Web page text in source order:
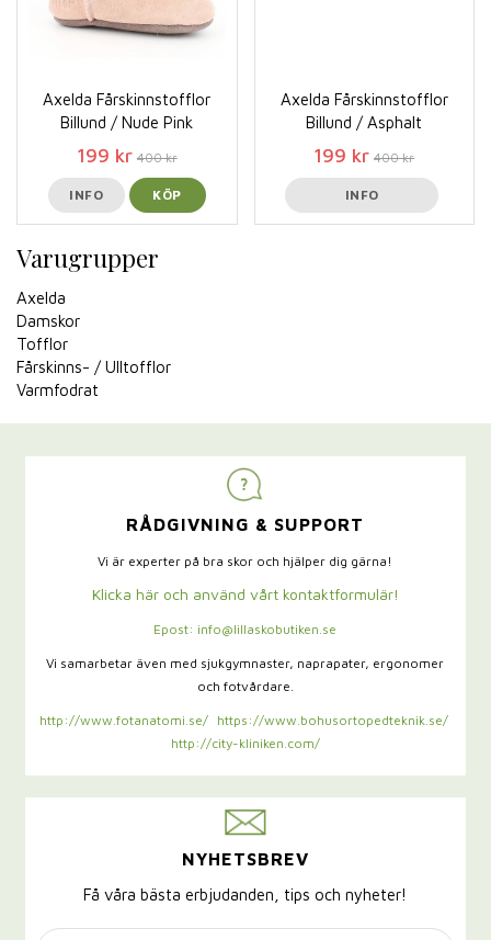
Axelda Fårskinnstofflor
Billund / Nude Pink
199 kr 400 kr
INFO KÖP
Axelda Fårskinnstofflor
Billund / Asphalt
199 kr 400 kr
INFO
Varugrupper
Axelda
Damskor
Tofflor
Fårskinns- / Ulltofflor
Varmfodrat
RÅDGIVNING & SUPPORT
Vi är experter på bra skor och hjälper dig gärna!
Klicka här och använd vårt kontaktformulär!
Epost: info@lillaskobutiken.se
Vi samarbetar även med sjukgymnaster, naprapater, ergonomer
och fotvårdare.
http://www.fotanatomi.se/
https://www.bohusortopedteknik.se/
http://city-kliniken.com/
NYHETSBREV
Få våra bästa erbjudanden, tips och nyheter!